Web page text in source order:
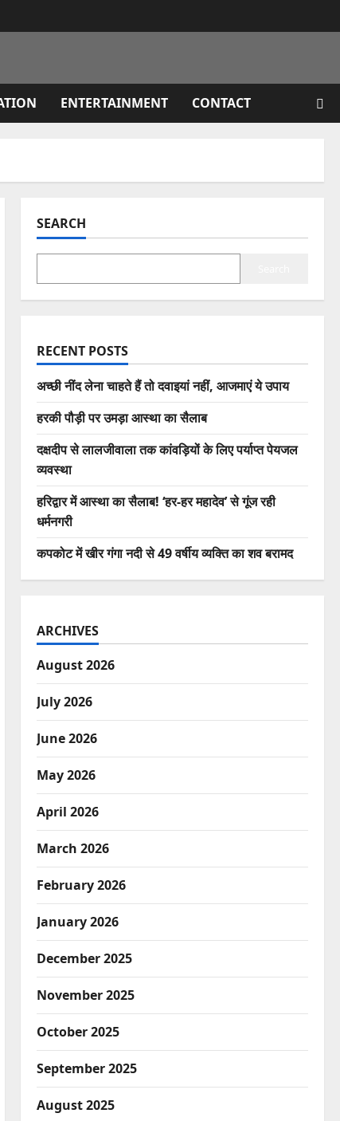
ENTERTAINMENT CONTACT
SEARCH
RECENT POSTS
अच्छी नींद लेना चाहते हैं तो दवाइयां नहीं, आजमाएं ये उपाय
हरकी पौड़ी पर उमड़ा आस्था का सैलाब
दक्षदीप से लालजीवाला तक कांवड़ियों के लिए पर्याप्त पेयजल
व्यवस्था
हरिद्वार में आस्था का सैलाब! ‘हर-हर महादेव’ से गूंज रही
धर्मनगरी
कपकोट में खीर गंगा नदी से 49 वर्षीय व्यक्ति का शव बरामद
ARCHIVES
August 2026
July 2026
June 2026
May 2026
April 2026
March 2026
February 2026
January 2026
December 2025
November 2025
October 2025
September 2025
August 2025